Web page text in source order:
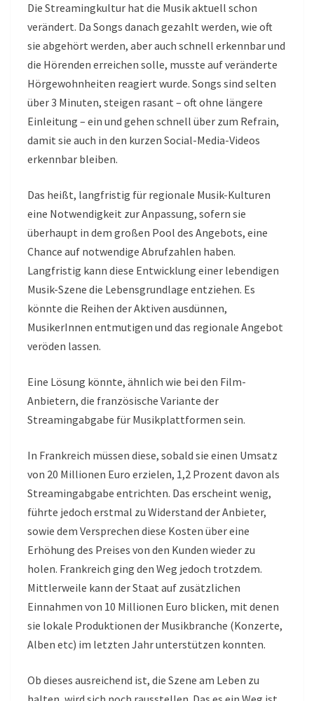
Die Streamingkultur hat die Musik aktuell schon
verändert. Da Songs danach gezahlt werden, wie oft
sie abgehört werden, aber auch schnell erkennbar und
die Hörenden erreichen solle, musste auf veränderte
Hörgewohnheiten reagiert wurde. Songs sind selten
über 3 Minuten, steigen rasant – oft ohne längere
Einleitung – ein und gehen schnell über zum Refrain,
damit sie auch in den kurzen Social-Media-Videos
erkennbar bleiben.
Das heißt, langfristig für regionale Musik-Kulturen
eine Notwendigkeit zur Anpassung, sofern sie
überhaupt in dem großen Pool des Angebots, eine
Chance auf notwendige Abrufzahlen haben.
Langfristig kann diese Entwicklung einer lebendigen
Musik-Szene die Lebensgrundlage entziehen. Es
könnte die Reihen der Aktiven ausdünnen,
MusikerInnen entmutigen und das regionale Angebot
veröden lassen.
Eine Lösung könnte, ähnlich wie bei den Film-
Anbietern, die französische Variante der
Streamingabgabe für Musikplattformen sein.
In Frankreich müssen diese, sobald sie einen Umsatz
von 20 Millionen Euro erzielen, 1,2 Prozent davon als
Streamingabgabe entrichten. Das erscheint wenig,
führte jedoch erstmal zu Widerstand der Anbieter,
sowie dem Versprechen diese Kosten über eine
Erhöhung des Preises von den Kunden wieder zu
holen. Frankreich ging den Weg jedoch trotzdem.
Mittlerweile kann der Staat auf zusätzlichen
Einnahmen von 10 Millionen Euro blicken, mit denen
sie lokale Produktionen der Musikbranche (Konzerte,
Alben etc) im letzten Jahr unterstützen konnten.
Ob dieses ausreichend ist, die Szene am Leben zu